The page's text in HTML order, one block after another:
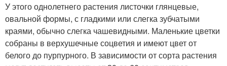
У этого однолетнего растения листочки глянцевые,
овальной формы, с гладкими или слегка зубчатыми
краями, обычно слегка чашевидными. Маленькие цветки
собраны в верхушечные соцветия и имеют цвет от
белого до пурпурного. В зависимости от сорта растения